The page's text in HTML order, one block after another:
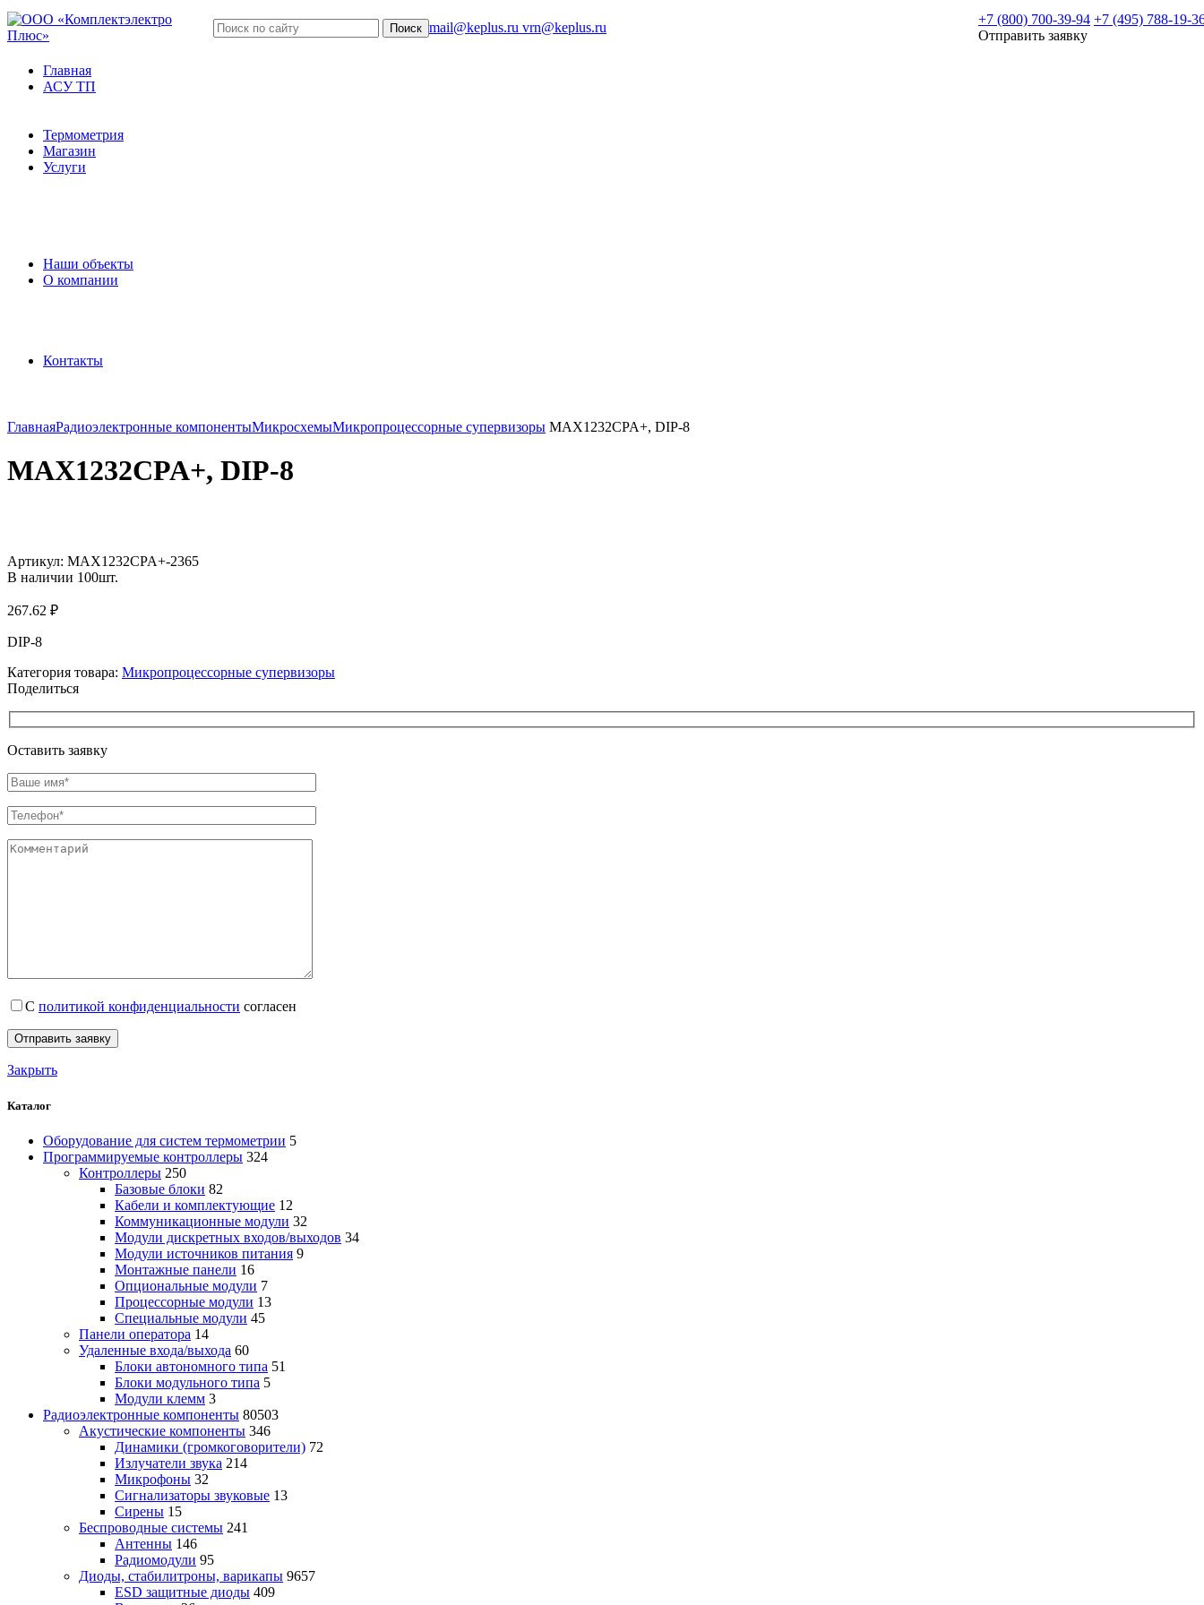
Поиск mail@keplus.ru vrn@keplus.ru
+7 (800) 700-39-94 +7 (495) 788-19-
Отправить заявку
Главная
АСУ ТП
Термометрия
Магазин
Услуги
Наши объекты
О компании
Контакты
ГлавнаяРадиоэлектронные компонентыМикросхемыМикропроцессорные супервизоры MAX1232CPA+, DIP-8
MAX1232CPA+, DIP-8
Артикул: MAX1232CPA+-2365
В наличии 100шт.
267.62 ₽
DIP-8
Категория товара: Микропроцессорные супервизоры
Поделиться
Оставить заявку
С политикой конфиденциальности согласен
Закрыть
Каталог
Оборудование для систем термометрии 5
Программируемые контроллеры 324
Контроллеры 250
Базовые блоки 82
Кабели и комплектующие 12
Коммуникационные модули 32
Модули дискретных входов/выходов 34
Модули источников питания 9
Монтажные панели 16
Опциональные модули 7
Процессорные модули 13
Специальные модули 45
Панели оператора 14
Удаленные входа/выхода 60
Блоки автономного типа 51
Блоки модульного типа 5
Модули клемм 3
Радиоэлектронные компоненты 80503
Акустические компоненты 346
Динамики (громкоговорители) 72
Излучатели звука 214
Микрофоны 32
Сигнализаторы звуковые 13
Сирены 15
Беспроводные системы 241
Антенны 146
Радиомодули 95
Диоды, стабилитроны, варикапы 9657
ESD защитные диоды 409